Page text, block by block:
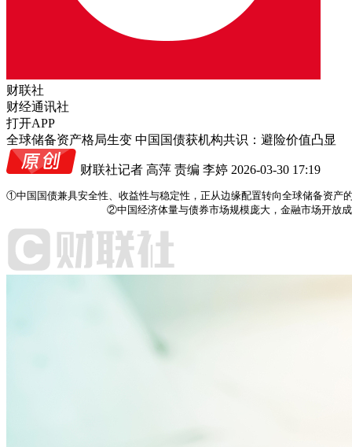
财联社
财经通讯社
打开APP
全球储备资产格局生变 中国国债获机构共识：避险价值凸显
财联社记者 高萍 责编 李婷 2026-03-30 17:19
①中国国债兼具安全性、收益性与稳定性，正从边缘配置转向全球储备资产
②中国经济体量与债券市场规模庞大，金融市场开放成